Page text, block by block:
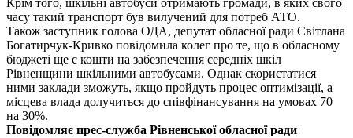
Крім того, шкільні автобуси отримають громади, в яких свого
часу такий транспорт був вилучений для потреб АТО.
Також заступник голова ОДА, депутат обласної ради Світлана
Богатирчук-Кривко повідомила колег про те, що в обласному
бюджеті ще є кошти на забезпечення середніх шкіл
Рівненщини шкільними автобусами. Однак скористатися
ними заклади зможуть, якщо пройдуть процес оптимізації, а
місцева влада долучиться до співфінансування на умовах 70
на 30%.
Повідомляє прес-служба Рівненської обласної ради